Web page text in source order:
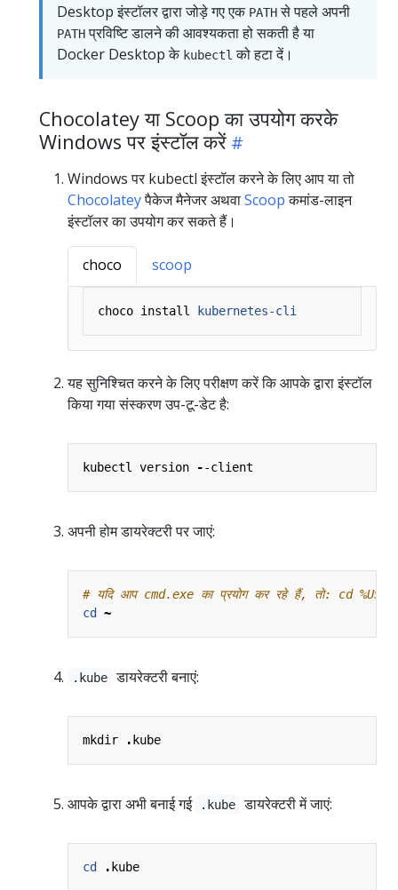
Desktop इंस्टॉलर द्वारा जोड़े गए एक PATHसे पहले अपनी
PATHप्रविष्टि डालने की आवश्यकता हो सकती है या
Docker Desktop के kubectl को हटा दें।
Chocolatey या Scoop का उपयोग करके
Windows पर इंस्टॉल करें
Windows पर kubectl इंस्टॉल करने के लिए आप या तो
Chocolateyपैकेज मैनेजर अथवाScoopकमांड-लाइन
इंस्टॉलर का उपयोग कर सकते हैं।
choco scoop
choco install kubernetes-cli
यह सुनिश्चित करने के लिए परीक्षण करें कि आपके द्वारा इंस्टॉल
किया गया संस्करण उप-टू-डेट है:
kubectl version --client
अपनी होम डायरेक्टरी पर जाएं:
# यदि आप cmd.exe का प्रयोग कर रहे हैं, तो: cd
cd ~
.kube डायरेक्टरी बनाएं:
mkdir . kube
आपके द्वारा अभी बनाई गई .kube डायरेक्टरी में जाएं:
cd . kube